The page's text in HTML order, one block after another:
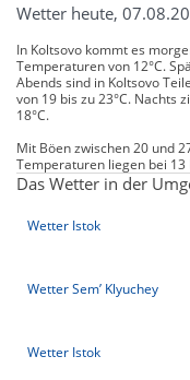
Wetter heute,
In Koltsovo kommt es
Temperaturen von 12°C.
Abends sind in Koltsovo
von 19 bis zu 23°C. Nachts
18°C.
Mit Böen zwischen 20 und
Temperaturen liegen bei 13
Das Wetter in der
Wetter Istok
Wetter Sem’ Klyuchey
Wetter Istok